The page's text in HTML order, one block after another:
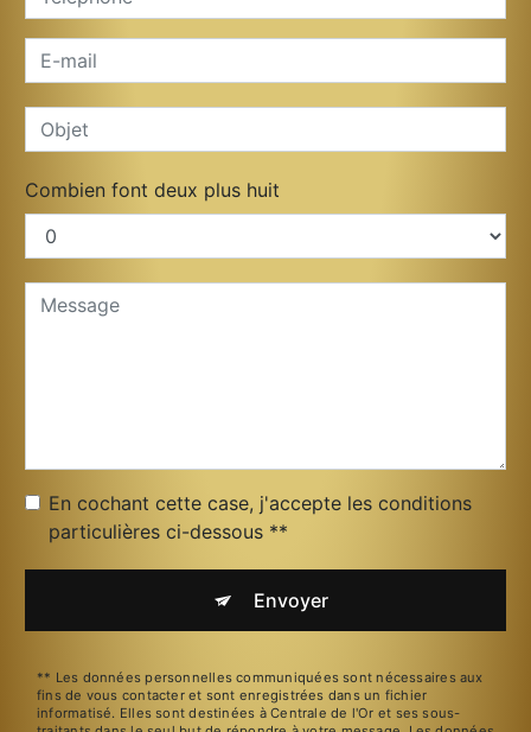
Combien font deux plus huit
En cochant cette case, j'accepte les conditions
particulières ci-dessous **
Envoyer
** Les données personnelles communiquées sont nécessaires aux
fins de vous contacter et sont enregistrées dans un fichier
informatisé. Elles sont destinées à Centrale de l'Or et ses sous-